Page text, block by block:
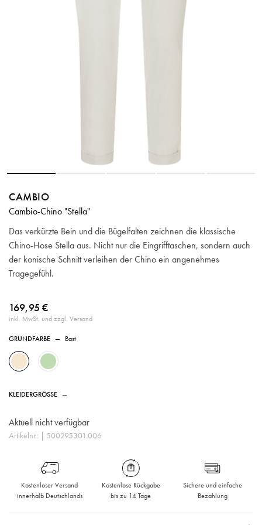
CAMBIO
Cambio-Chino "Stella"
Das verkürzte Bein und die Bügelfalten zeichnen die klassische
Chino-Hose Stella aus. Nicht nur die Eingrifftaschen, sondern auch
der konische Schnitt verleihen der Chino ein angenehmes
Tragegefühl.
169,95 €
inkl. MwSt. und zzgl. Versand
GRUNDFARBE — Bast
KLEIDERGRÖSSE —
Aktuell nicht verfügbar
Artikelnr.: | 500295301.006
Kostenloser Versand
innerhalb Deutschlands
Kostenlose Rückgabe
bis zu 14 Tage
Sichere und einfache
Bezahlung